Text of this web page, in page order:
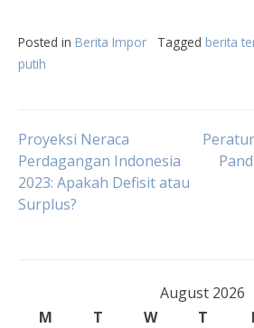
Posted in Berita Impor Tagged berita
putih
Post
navigation
Proyeksi Neraca
Perdagangan Indonesia
2023: Apakah Defisit atau
Surplus?
August 2026
M
T W T